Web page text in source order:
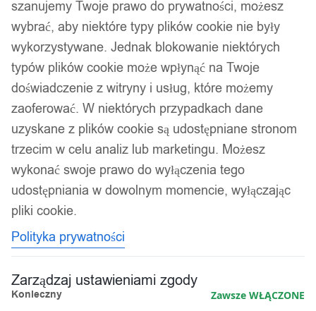
szanujemy Twoje prawo do prywatności, możesz
wybrać, aby niektóre typy plików cookie nie były
wykorzystywane. Jednak blokowanie niektórych
typów plików cookie może wpłynąć na Twoje
doświadczenie z witryny i usług, które możemy
zaoferować. W niektórych przypadkach dane
uzyskane z plików cookie są udostępniane stronom
trzecim w celu analiz lub marketingu. Możesz
wykonać swoje prawo do wyłączenia tego
udostępniania w dowolnym momencie, wyłączając
pliki cookie.
Polityka prywatności
Zarządzaj ustawieniami zgody
Konieczny Zawsze WŁĄCZONE